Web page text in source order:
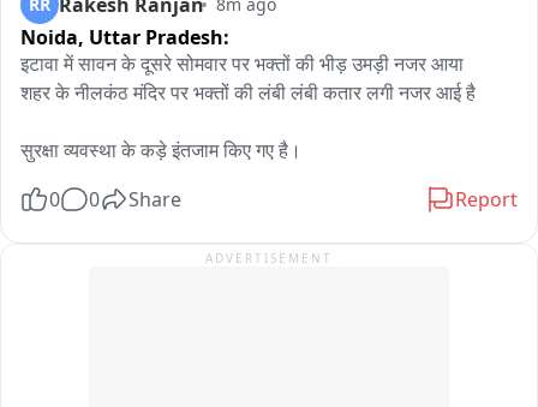
कानूनी कार्रवाई होगी। देखना होगा कि इस आदेश के बाद गांवों की कितनी
चरागाह जमीन अतिक्रमण से मुक्त हो पाती है। दीपक गोयल जी मीडिया
जयपुर
Noida, Uttar Pradesh:
इटावा में सावन के दूसरे सोमवार पर भक्तों की भीड़ उमड़ी नजर आया
शहर के नीलकंठ मंदिर पर भक्तों की लंबी लंबी कतार लगी नजर आई है
सुरक्षा व्यवस्था के कड़े इंतजाम किए गए है।
0 0 Share Report
ADVERTISEMENT